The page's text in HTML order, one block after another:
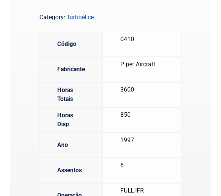
Category: Turboélice
Código
0410
Fabricante
Piper Aircraft
Horas
Totais
3600
Horas
Disp
850
Ano
1997
Assentos
6
FULL IFR